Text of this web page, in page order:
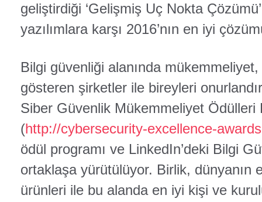
geliştirdiği ‘Gelişmiş Uç Nokta
yazılımlara karşı 2016’nın en iyi
Bilgi güvenliği alanında
gösteren şirketler ile bireyleri
Siber Güvenlik Mükemmeliyet Ödülleri
(http://cybersecurity-excellence-
ödül programı ve LinkedIn’deki Bilgi
ortaklaşa yürütülüyor. Birlik, dünyanın
ürünleri ile bu alanda en iyi kişi ve